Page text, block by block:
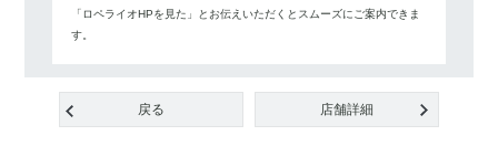
「ロペライオHPを見た」とお伝えいただくとスムーズにご案内できま
す。
戻る 店舗詳細